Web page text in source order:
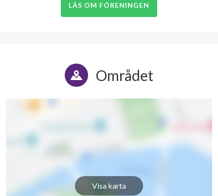
LÄS OM FÖRENINGEN
Området
Visa karta